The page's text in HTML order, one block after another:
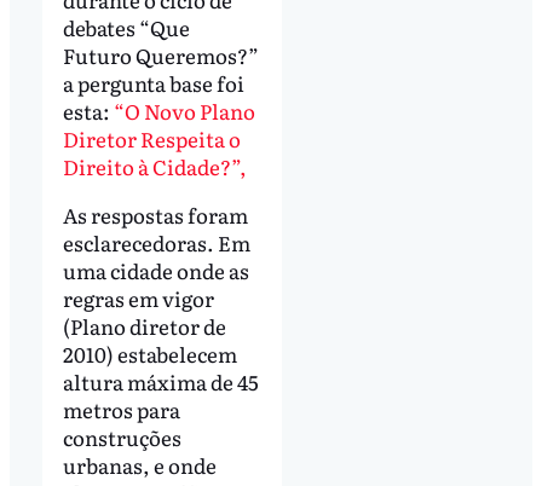
debates “Que
Futuro Queremos?”
a pergunta base foi
esta: “O Novo Plano
Diretor Respeita o
Direito à Cidade?”,
As respostas foram
esclarecedoras. Em
uma cidade onde as
regras em vigor
(Plano diretor de
2010) estabelecem
altura máxima de 45
metros para
construções
urbanas, e onde